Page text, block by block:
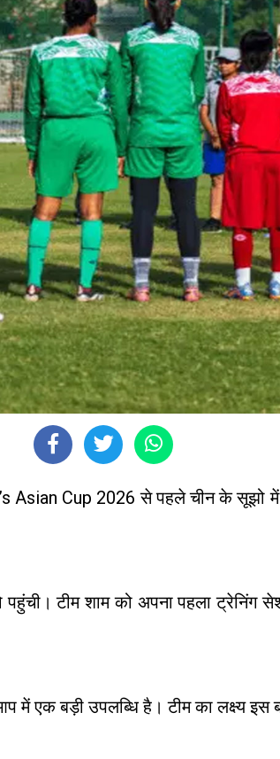
Asian Cup 2026 से पहले चीन के सूझो में
टीम शाम को अपना पहला ट्रेनिंग
में एक बड़ी उपलब्धि है। टीम का लक्ष्य इस